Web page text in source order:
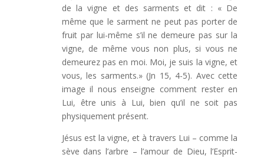
de la vigne et des sarments et dit : « De
même que le sarment ne peut pas porter de
fruit par lui-même s’il ne demeure pas sur la
vigne, de même vous non plus, si vous ne
demeurez pas en moi. Moi, je suis la vigne, et
vous, les sarments.» (Jn 15, 4-5). Avec cette
image il nous enseigne comment rester en
Lui, être unis à Lui, bien qu’il ne soit pas
physiquement présent.
Jésus est la vigne, et à travers Lui – comme la
sève dans l’arbre – l’amour de Dieu, l’Esprit-